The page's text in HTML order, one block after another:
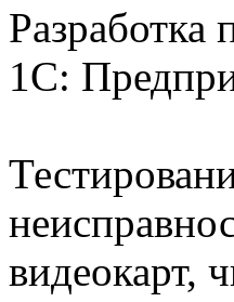
1C:
видеокарт,